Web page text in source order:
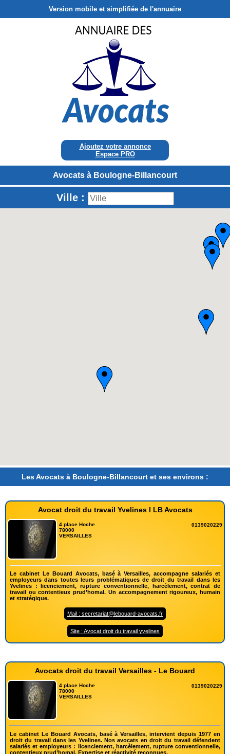
Version mobile et simplifiée de l'annuaire
Ajoutez votre annonce
Espace PRO
Avocats à Boulogne-Billancourt
Ville :
Les Avocats à Boulogne-Billancourt et ses environs :
Avocat droit du travail Yvelines I LB Avocats
4 place Hoche
78000
VERSAILLES
0139020229
Le cabinet Le Bouard Avocats, basé à Versailles, accompagne salariés et
employeurs dans toutes leurs problématiques de droit du travail dans les
Yvelines : licenciement, rupture conventionnelle, harcèlement, contrat de
travail ou contentieux prud’homal. Un accompagnement rigoureux, humain
et stratégique.
Mail : secretariat@lebouard-avocats.fr
Site : Avocat droit du travail yvelines
Avocats droit du travail Versailles - Le Bouard
4 place Hoche
78000
VERSAILLES
0139020229
Le cabinet Le Bouard Avocats, basé à Versailles, intervient depuis 1977 en
droit du travail dans les Yvelines. Nos avocats en droit du travail défendent
salariés et employeurs : licenciement, harcèlement, rupture conventionnelle,
contentieux prud’homal. Expertise et réactivité reconnues.